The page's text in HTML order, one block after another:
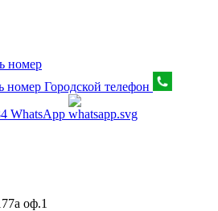
номер
номер Городской телефон
WhatsApp
оф.1